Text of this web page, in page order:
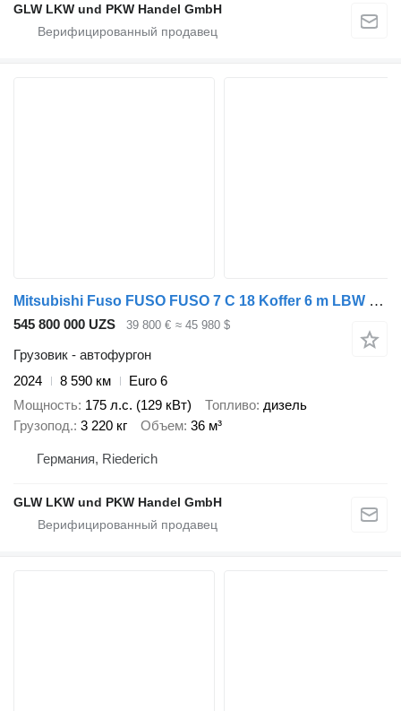
GLW LKW und PKW Handel GmbH
Mitsubishi Fuso FUSO FUSO 7 C 18 Koffer 6 m LBW 1 T*KLIMA*Automatik
545 800 000 UZS 39 800 € ≈ 45 980 $
Грузовик - автофургон
2024
8 590 км
Euro 6
Мощность 175 л.с. (129 кВт) Топливо дизель
Грузопод. 3 220 кг Объем 36 м³
Германия, Riederich
GLW LKW und PKW Handel GmbH